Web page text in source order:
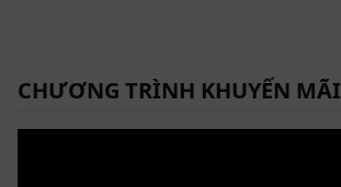
CHƯƠNG TRÌNH KHUYẾN MÃI